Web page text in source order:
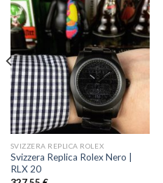
SVIZZERA REPLICA ROLEX
Svizzera Replica Rolex Nero |
RLX 20